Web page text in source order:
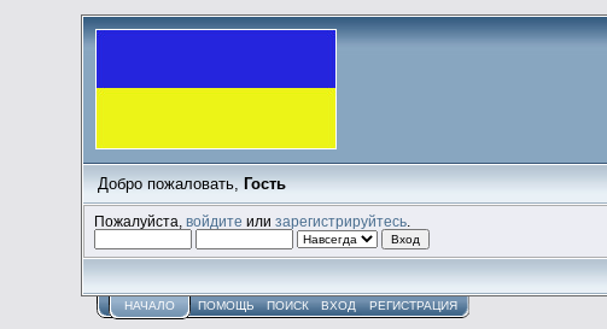
Добро пожаловать, Гость
Пожалуйста,войдите илизарегистрируйтесь
НАЧАЛО ПОМОЩЬ ПОИСК ВХОД РЕГИСТРАЦИЯ